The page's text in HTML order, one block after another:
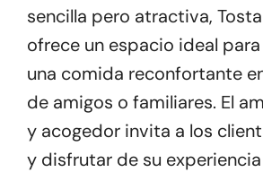
sencilla pero atractiva,
ofrece un espacio ideal
una comida reconfortante
de amigos o familiares. El
y acogedor invita a los
y disfrutar de su experiencia